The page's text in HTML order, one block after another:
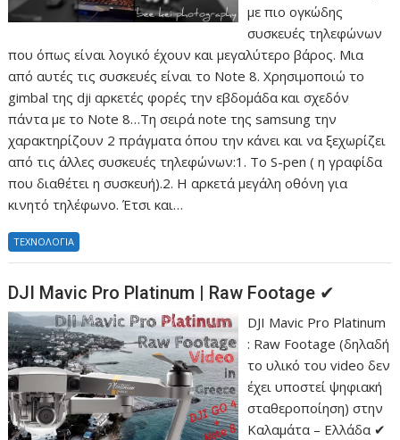
με πιο ογκώδης
συσκευές τηλεφώνων
που όπως είναι λογικό έχουν και μεγαλύτερο βάρος. Μια
από αυτές τις συσκευές είναι το Note 8. Χρησιμοποιώ το
gimbal της dji αρκετές φορές την εβδομάδα και σχεδόν
πάντα με το Note 8…Tη σειρά note της samsung την
χαρακτηρίζουν 2 πράγματα όπου την κάνει και να ξεχωρίζει
από τις άλλες συσκευές τηλεφώνων:1. Tο S-pen ( η γραφίδα
που διαθέτει η συσκευή).2. Η αρκετά μεγάλη οθόνη για
κινητό τηλέφωνο. Έτσι και…
ΤΕΧΝΟΛΟΓΙΑ
DJI Mavic Pro Platinum | Raw Footage ✔
DJI Mavic Pro Platinum
: Raw Footage (δηλαδή
το υλικό του video δεν
έχει υποστεί ψηφιακή
σταθεροποίηση) στην
Καλαμάτα – Ελλάδα ✔